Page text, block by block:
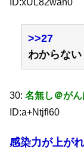
ID:xUL82wah0
>>27
わからない
30: 名無し＠が
ID:a+NtjfI60
感染力が上が